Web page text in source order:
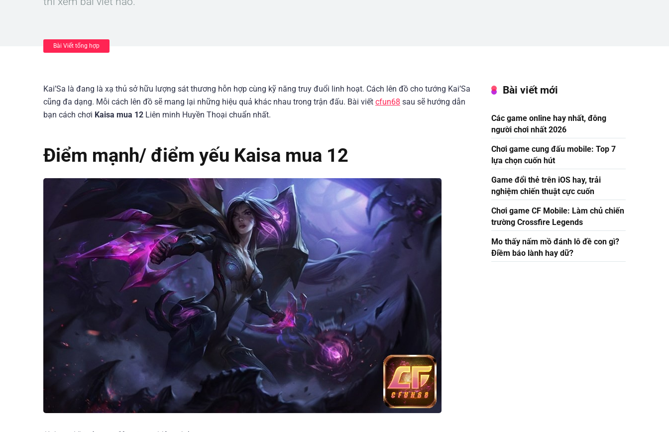
Bài Viết tổng hợp
Kai’Sa là đang là xạ thủ sở hữu lượng sát thương hỗn hợp cùng kỹ năng truy đuổi linh hoạt. Cách lên đồ cho tướng Kai’Sa
cũng đa dạng. Mỗi cách lên đồ sẽ mang lại những hiệu quả khác nhau trong trận đấu. Bài viết cfun68 sau sẽ hướng dẫn
bạn cách chơi Kaisa mua 12 Liên minh Huyền Thoại chuẩn nhất.
Điểm mạnh/ điểm yếu Kaisa mua 12
Bài viết mới
Các game online hay nhất, đông
người chơi nhất 2026
Chơi game cung đấu mobile: Top 7
lựa chọn cuốn hút
Game đổi thẻ trên iOS hay, trải
nghiệm chiến thuật cực cuốn
Chơi game CF Mobile: Làm chủ chiến
trường Crossfire Legends
Mo thấy nấm mồ đánh lô đề con gì?
Điềm báo lành hay dữ?